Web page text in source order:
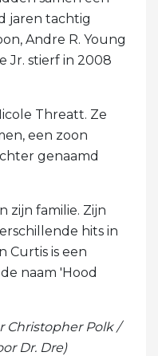
jaren tachtig
Andre R. Young
Jr. stierf in 2008
Threatt. Ze
een zoon
genaamd
zijn familie. Zijn
hits in
Curtis is een
naam 'Hood
Christopher Polk /
Dr. Dre)